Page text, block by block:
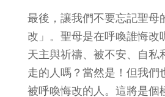
最後，讓我們不要忘記聖
改」。聖母是在呼喚誰悔改
天主與祈禱、被不安、自私
走的人嗎？當然是！但我們
被呼喚悔改的人。這將是